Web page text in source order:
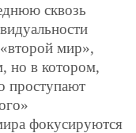
сквозь
мир»,
но в котором,
проступают
фокусируются